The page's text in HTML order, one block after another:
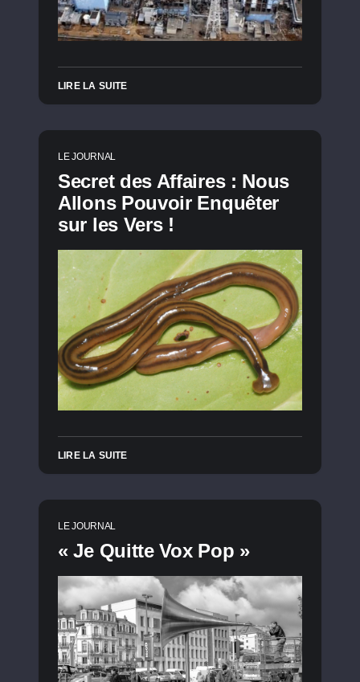
LIRE LA SUITE
LE JOURNAL
Secret des Affaires : Nous
Allons Pouvoir Enquêter
sur les Vers !
LIRE LA SUITE
LE JOURNAL
« Je Quitte Vox Pop »